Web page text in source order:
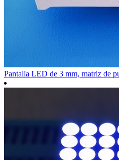
Pantalla LED de 3 mm, matriz de